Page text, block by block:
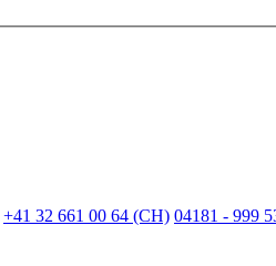
+41 32 661 00 64 (CH) 04181 - 999